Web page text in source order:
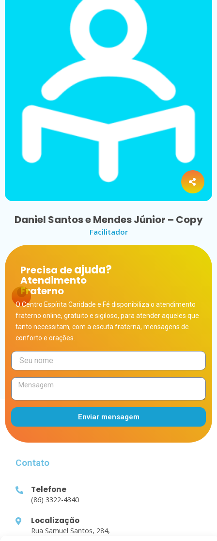
Daniel Santos e Mendes Júnior – Copy
Facilitador
Precisa deajuda?
Atendimento
Fraterno
O Centro Espírita Caridade e Fé disponibiliza o atendimento
fraterno online, gratuito e sigiloso, para atender aqueles que
tanto necessitam, com a escuta fraterna, mensagens de
conforto e orações.
Enviar mensagem
Contato
Telefone
(86) 3322-4340
Localização
Rua Samuel Santos, 284,